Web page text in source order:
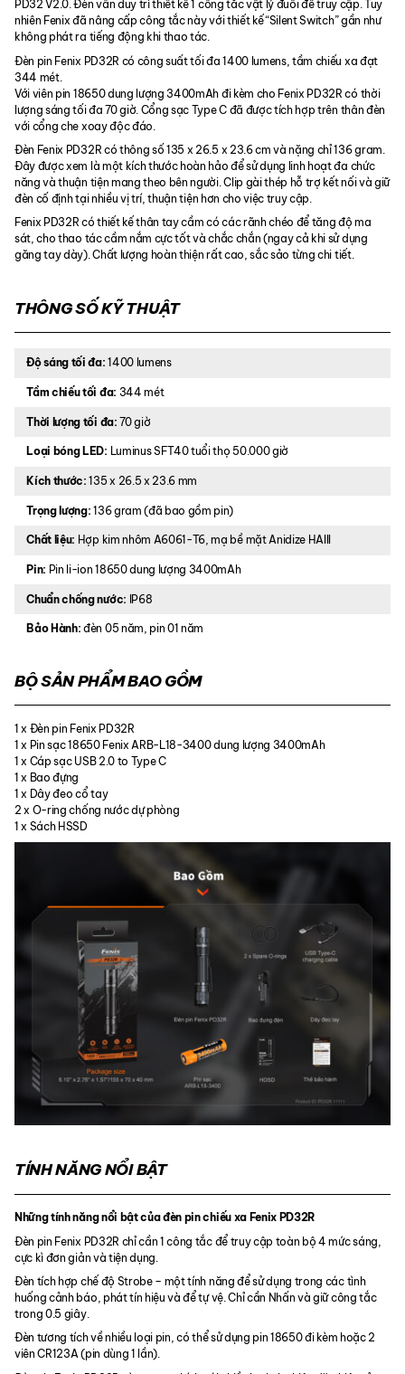
PD32 V2.0. Đèn vẫn duy trì thiết kế 1 công tắc vật lý đuôi để truy cập. Tuy
nhiên Fenix đã nâng cấp công tắc này với thiết kế “Silent Switch” gần như
không phát ra tiếng động khi thao tác.
Đèn pin Fenix PD32R có công suất tối đa 1400 lumens, tầm chiếu xa đạt
344 mét.
Với viên pin 18650 dung lượng 3400mAh đi kèm cho Fenix PD32R có thời
lượng sáng tối đa 70 giờ. Cổng sạc Type C đã được tích hợp trên thân đèn
với cổng che xoay độc đáo.
Đèn Fenix PD32R có thông số 135 x 26.5 x 23.6 cm và nặng chỉ 136 gram.
Đây được xem là một kích thước hoàn hảo để sử dụng linh hoạt đa chức
năng và thuận tiện mang theo bên người. Clip gài thép hỗ trợ kết nối và giữ
đèn cố định tại nhiều vị trí, thuận tiện hơn cho việc truy cập.
Fenix PD32R có thiết kế thân tay cầm có các rãnh chéo để tăng độ ma
sát, cho thao tác cầm nắm cực tốt và chắc chắn (ngay cả khi sử dụng
găng tay dày). Chất lượng hoàn thiện rất cao, sắc sảo từng chi tiết.
THÔNG SỐ KỸ THUẬT
Độ sáng tối đa:1400 lumens
Tầm chiếu tối đa: 344 mét
Thời lượng tối đa:70 giờ
Loại bóng LED: Luminus SFT40 tuổi thọ 50.000 giờ
Kích thước:135 x 26.5 x 23.6 mm
Trọng lượng:136 gram (đã bao gồm pin)
Chất liệu: Hợp kim nhôm A6061-T6, mạ bề mặt Anidize HAIII
Pin: Pin li-ion 18650 dung lượng 3400mAh
Chuẩn chống nước: IP68
Bảo Hành:đèn 05 năm, pin 01 năm
BỘ SẢN PHẨM BAO GỒM
1 x Đèn pin Fenix PD32R
1 x Pin sạc 18650 Fenix ARB-L18-3400 dung lượng 3400mAh
1 x Cáp sạc USB 2.0 to Type C
1 x Bao đựng
1 x Dây đeo cổ tay
2 x O-ring chống nước dự phòng
1 x Sách HSSD
TÍNH NĂNG NỔI BẬT
Những tính năng nổi bật của đèn pin chiếu xa Fenix PD32R
Đèn pin Fenix PD32R chỉ cần 1 công tắc để truy cập toàn bộ 4 mức sáng,
cực kì đơn giản và tiện dụng.
Đèn tích hợp chế độ Strobe – một tính năng để sử dụng trong các tình
huống cảnh báo, phát tín hiệu và để tự vệ. Chỉ cần Nhấn và giữ công tắc
trong 0.5 giây.
Đèn tương tích về nhiều loại pin, có thể sử dụng pin 18650 đi kèm hoặc 2
viên CR123A (pin dùng 1 lần).